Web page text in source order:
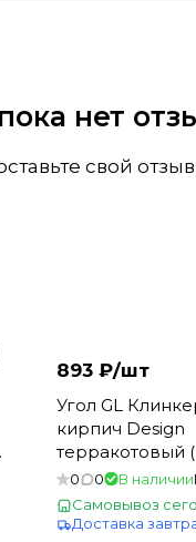
нет
свой
893 ₽/шт
Угол GL
кирпич Design
терракотовый
7006) (12)
0 0 В наличии
Самовывоз
Доставка